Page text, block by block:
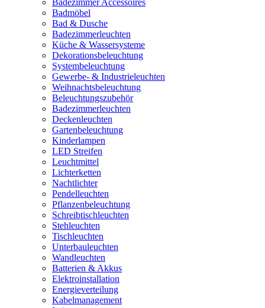
Badezimmer Accessoires
Badmöbel
Bad & Dusche
Badezimmerleuchten
Küche & Wassersysteme
Dekorationsbeleuchtung
Systembeleuchtung
Gewerbe- & Industrieleuchten
Weihnachtsbeleuchtung
Beleuchtungszubehör
Badezimmerleuchten
Deckenleuchten
Gartenbeleuchtung
Kinderlampen
LED Streifen
Leuchtmittel
Lichterketten
Nachtlichter
Pendelleuchten
Pflanzenbeleuchtung
Schreibtischleuchten
Stehleuchten
Tischleuchten
Unterbauleuchten
Wandleuchten
Batterien & Akkus
Elektroinstallation
Energieverteilung
Kabelmanagement